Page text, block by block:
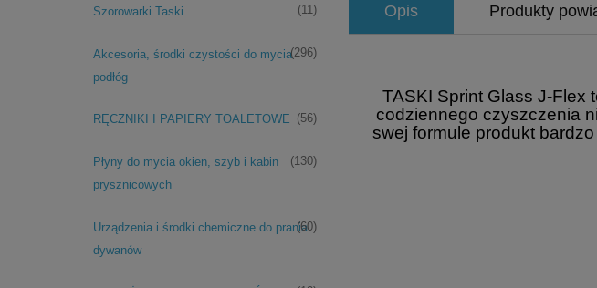
Szorowarki Taski (11)
Akcesoria, środki czystości do mycia
podłóg
(296)
RĘCZNIKI I PAPIERY TOALETOWE (56)
Płyny do mycia okien, szyb i kabin
prysznicowych
(130)
Urządzenia i środki chemiczne do prania
dywanów
(60)
Opis Produkty
TASKI Sprint Glass J-Flex
codziennego czyszczenia
swej formule produkt